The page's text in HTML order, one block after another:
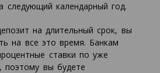
следующий календарный год.
на длительный срок, вы
на все это время. Банкам
ставки по уже
поэтому вы будете